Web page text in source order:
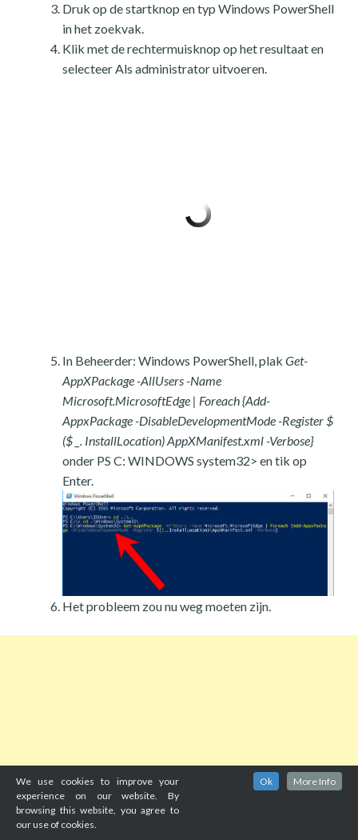
Druk op de startknop en typ Windows PowerShell
in het zoekvak.
Klik met de rechtermuisknop op het resultaat en
selecteer Als administrator uitvoeren.
In Beheerder: Windows PowerShell, plak Get-
AppXPackage -AllUsers -Name
Microsoft.MicrosoftEdge | Foreach {Add-
AppxPackage -DisableDevelopmentMode -Register $
($ _. InstallLocation) AppXManifest.xml -Verbose}
onder PS C: WINDOWS system32> en tik op
Enter.
Het probleem zou nu weg moeten zijn.
We use cookies to improve your
experience on our website. By
browsing this website, you agree to
our use of cookies.
Ok More Info